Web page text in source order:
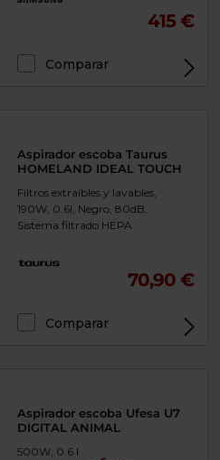
415 €
Comparar
Aspirador escoba Taurus
HOMELAND IDEAL TOUCH
Filtros extraíbles y lavables,
190W, 0.6l, Negro, 80dB,
Sistema filtrado HEPA
70,90 €
Comparar
Aspirador escoba Ufesa U7
DIGITAL ANIMAL
500W, 0.6 l